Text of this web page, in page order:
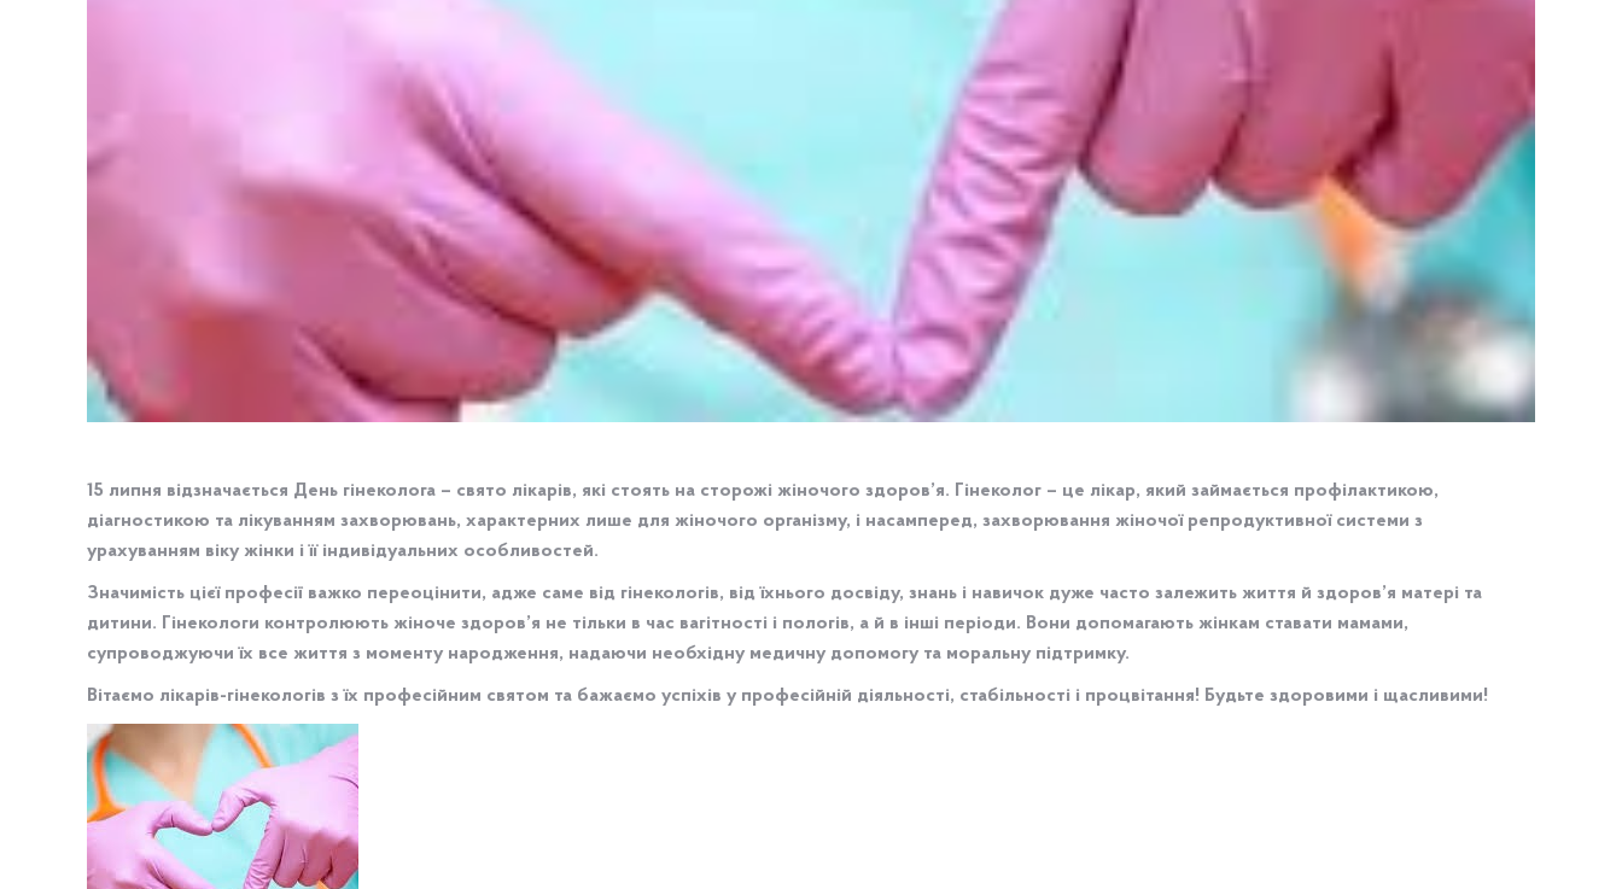
15 липня відзначається День гінеколога – свято лікарів, які стоять на сторожі жіночого здоров’я. Гінеколог – це лікар, який займається профілактикою,
діагностикою та лікуванням захворювань, характерних лише для жіночого організму, i насамперед, захворювання жіночої репродуктивної системи з
урахуванням віку жінки і її індивідуальних особливостей.
Значимість цієї професії важко переоцінити, адже саме від гінекологів, від їхнього досвіду, знань і навичок дуже часто залежить життя й здоров’я матері та
дитини. Гінекологи контролюють жіноче здоров’я не тільки в час вагітності і пологів, а й в інші періоди. Вони допомагають жінкам ставати мамами,
супроводжуючи їх все життя з моменту народження, надаючи необхідну медичну допомогу та моральну підтримку.
Вітаємо лікарів-гінекологів з їх професійним святом та бажаємо успіхів у професійній діяльності, стабільності і процвітання! Будьте здоровими і щасливими!